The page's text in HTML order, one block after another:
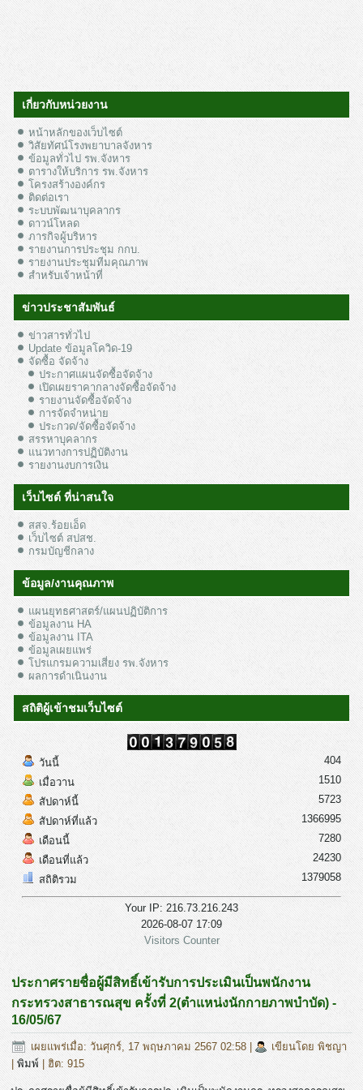
เกี่ยวกับหน่วยงาน
หน้าหลักของเว็บไซต์
วิสัยทัศน์โรงพยาบาลจังหาร
ข้อมูลทั่วไป รพ.จังหาร
ตารางให้บริการ รพ.จังหาร
โครงสร้างองค์กร
ติดต่อเรา
ระบบพัฒนาบุคลากร
ดาวน์โหลด
ภารกิจผู้บริหาร
รายงานการประชุม กกบ.
รายงานประชุมทีมคุณภาพ
สำหรับเจ้าหน้าที่
ข่าวประชาสัมพันธ์
ข่าวสารทั่วไป
Update ข้อมูลโควิด-19
จัดซื้อ จัดจ้าง
ประกาศแผนจัดซื้อจัดจ้าง
เปิดเผยราคากลางจัดซื้อจัดจ้าง
รายงานจัดซื้อจัดจ้าง
การจัดจำหน่าย
ประกวด/จัดซื้อจัดจ้าง
สรรหาบุคลากร
แนวทางการปฏิบัติงาน
รายงานงบการเงิน
เว็บไซต์ ที่น่าสนใจ
สสจ.ร้อยเอ็ด
เว็บไซต์ สปสช.
กรมบัญชีกลาง
ข้อมูล/งานคุณภาพ
แผนยุทธศาสตร์/แผนปฏิบัติการ
ข้อมูลงาน HA
ข้อมูลงาน ITA
ข้อมูลเผยแพร่
โปรแกรมความเสี่ยง รพ.จังหาร
ผลการดำเนินงาน
สถิติผู้เข้าชมเว็บไซต์
วันนี้
เมื่อวาน
สัปดาห์นี้
สัปดาห์ที่แล้ว
เดือนนี้
เดือนที่แล้ว
สถิติรวม
404
1510
5723
1366995
7280
24230
1379058
Your IP: 216.73.216.243
2026-08-07 17:09
Visitors Counter
ประกาศรายชื่อผู้มีสิทธิ์เข้ารับการประเมินเป็นพนักงาน
กระทรวงสาธารณสุข ครั้งที่ 2(ตำแหน่งนักกายภาพบำบัด) -
16/05/67
เผยแพร่เมื่อ: วันศุกร์, 17 พฤษภาคม 2567 02:58 |
เขียนโดย พิชญา
|พิมพ์ | ฮิต: 915